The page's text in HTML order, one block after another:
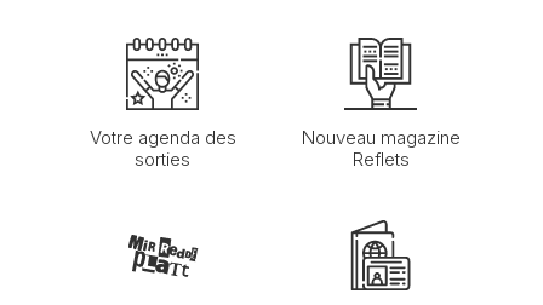
Votre agenda des
sorties
Nouveau magazine
Reflets